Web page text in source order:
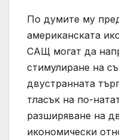
По думите му
американската
САЩ могат да
стимулиране на
двустранната
тласък на по-
разширяване на
икономически